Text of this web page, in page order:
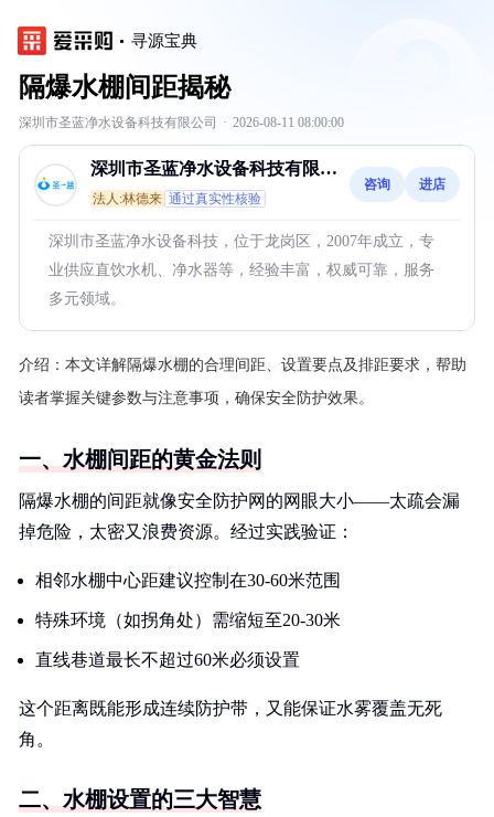
寻源宝典
隔爆水棚间距揭秘
深圳市圣蓝净水设备科技有限公司 · 2026-08-11 08:00:00
深圳市圣蓝净水设备科技有限公
司
法人:林德来 通过真实性核验
咨询 进店
深圳市圣蓝净水设备科技，位于龙岗区，2007年成立，专
业供应直饮水机、净水器等，经验丰富，权威可靠，服务
多元领域。
介绍： 本文详解隔爆水棚的合理间距、设置要点及排距要求，帮助
读者掌握关键参数与注意事项，确保安全防护效果。
一、水棚间距的黄金法则
隔爆水棚的间距就像安全防护网的网眼大小——太疏会漏
掉危险，太密又浪费资源。经过实践验证：
相邻水棚中心距建议控制在30-60米范围
特殊环境（如拐角处）需缩短至20-30米
直线巷道最长不超过60米必须设置
这个距离既能形成连续防护带，又能保证水雾覆盖无死
角。
二、水棚设置的三大智慧